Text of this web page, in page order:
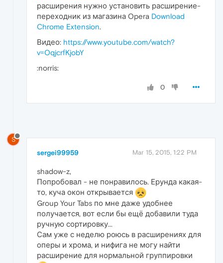
расширения нужно установить расширение-
переходник из магазина Opera Download
Chrome Extension.
Видео: https://www.youtube.com/watch?
v=OqjcrfKjobY
:norris:
0
S
sergei99959 Mar 15, 2015, 1:22 PM
shadow-z,
Попробовал - не понравилось. Ерунда какая-
то, куча окон открывается
Group Your Tabs по мне даже удобнее
получается, вот если бы ещё добавили туда
ручную сортировку...
Сам уже с неделю роюсь в расширениях для
оперы и хрома, и нифига не могу найти
расширение для нормальной группировки